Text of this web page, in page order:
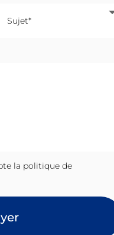
la politique de